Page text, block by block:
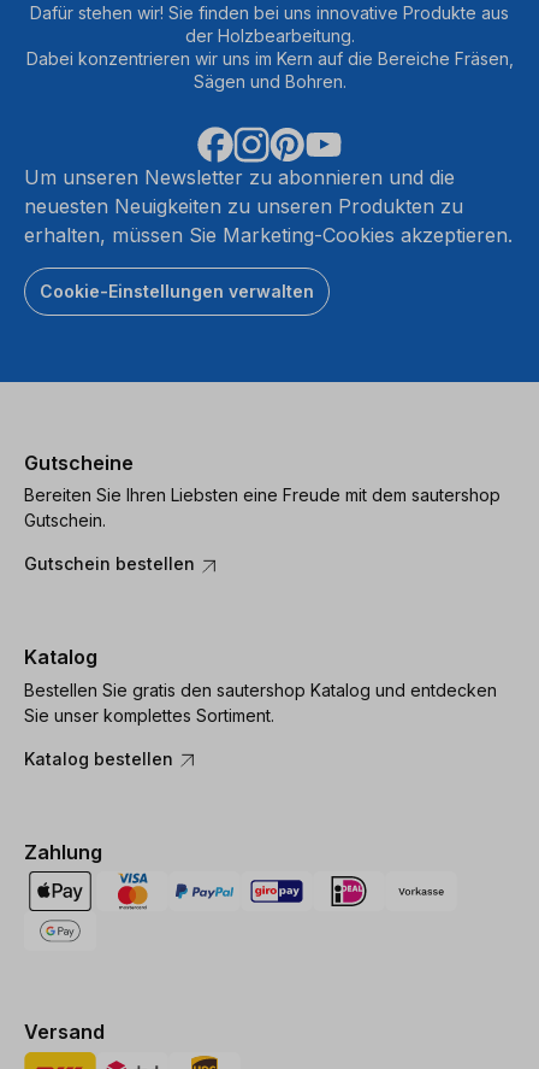
Dafür stehen wir! Sie finden bei uns innovative Produkte aus
der Holzbearbeitung.
Dabei konzentrieren wir uns im Kern auf die Bereiche Fräsen,
Sägen und Bohren.
Um unseren Newsletter zu abonnieren und die
neuesten Neuigkeiten zu unseren Produkten zu
erhalten, müssen Sie Marketing-Cookies akzeptieren.
Cookie-Einstellungen verwalten
Gutscheine
Bereiten Sie Ihren Liebsten eine Freude mit dem sautershop
Gutschein.
Gutschein bestellen
Katalog
Bestellen Sie gratis den sautershop Katalog und entdecken
Sie unser komplettes Sortiment.
Katalog bestellen
Zahlung
Versand